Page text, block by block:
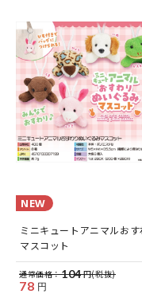
NEW
ミニキュートアニマルお
マスコット
通常価格：104円(税抜)
78 円